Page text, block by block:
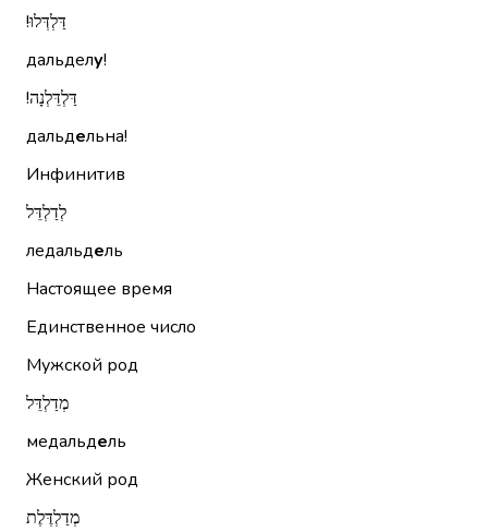
דַּלְדְּלוּ!‏
дальделу!
דַּלְדֵּלְנָה!‏
дальдельна!
Инфинитив
לְדַלְדֵּל
ледальдель
Настоящее время
Единственное число
Мужской род
מְדַלְדֵּל
медальдель
Женский род
מְדַלְדֶּלֶת